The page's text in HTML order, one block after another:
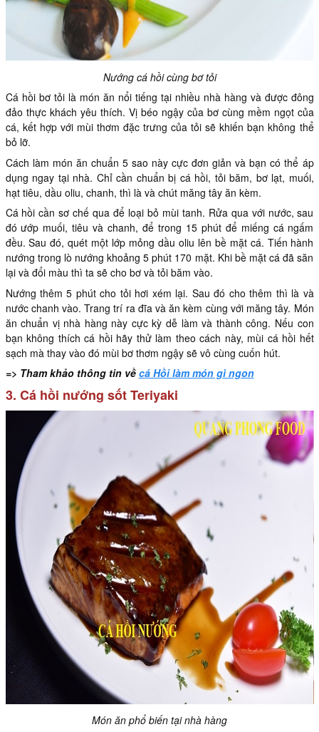
Nướng cá hồi cùng bơ tỏi
Cá hồi bơ tỏi là món ăn nổi tiếng tại nhiều nhà hàng và được đông
đảo thực khách yêu thích. Vị béo ngậy của bơ cùng mềm ngọt của
cá, kết hợp với mùi thơm đặc trưng của tỏi sẽ khiến bạn không thể
bỏ lỡ.
Cách làm món ăn chuẩn 5 sao này cực đơn giản và bạn có thể áp
dụng ngay tại nhà. Chỉ cần chuẩn bị cá hồi, tỏi băm, bơ lạt, muối,
hạt tiêu, dầu oliu, chanh, thì là và chút măng tây ăn kèm.
Cá hồi cần sơ chế qua để loại bỏ mùi tanh. Rửa qua với nước, sau
đó ướp muối, tiêu và chanh, để trong 15 phút để miếng cá ngấm
đều. Sau đó, quét một lớp mỏng dầu oliu lên bề mặt cá. Tiến hành
nướng trong lò nướng khoảng 5 phút 170 mặt. Khi bề mặt cá đã săn
lại và đổi màu thì ta sẽ cho bơ và tỏi băm vào.
Nướng thêm 5 phút cho tỏi hơi xém lại. Sau đó cho thêm thì là và
nước chanh vào. Trang trí ra đĩa và ăn kèm cùng với măng tây. Món
ăn chuẩn vị nhà hàng này cực kỳ dễ làm và thành công. Nếu con
bạn không thích cá hồi hãy thử làm theo cách này, mùi cá hồi hết
sạch mà thay vào đó mùi bơ thơm ngậy sẽ vô cùng cuốn hút.
=> Tham khảo thông tin về cá Hồi làm món gì ngon
3. Cá hồi nướng sốt Teriyaki
Món ăn phổ biến tại nhà hàng